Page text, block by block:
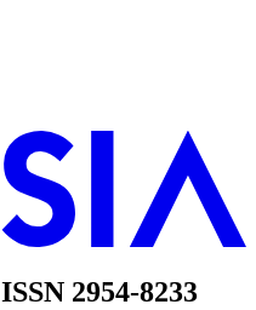
ISSN 2954-8233